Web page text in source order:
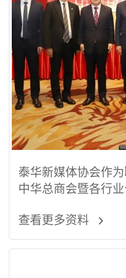
泰华新媒体协会作
中华总商会暨各行
查看更多资料